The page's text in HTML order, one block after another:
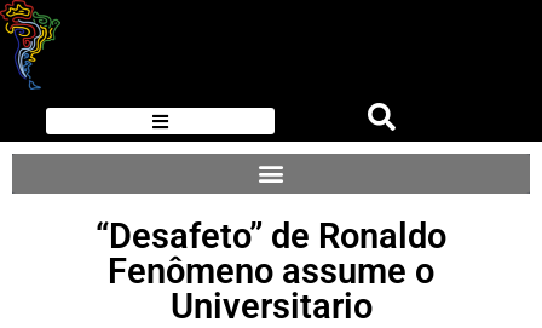
“Desafeto” de Ronaldo
Fenômeno assume o
Universitario